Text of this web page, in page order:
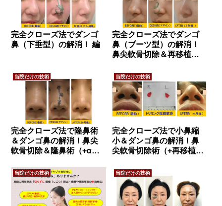
完全クローズ法でダンゴ
鼻（下垂型）の解消！ 編
完全クローズ法でダンゴ
鼻（ブーツ型）の解消！
鼻尖軟骨切除＆再移植術
当院だけの技術
完全クローズ法で隆鼻術
＆ダンゴ鼻の解消！鼻尖
軟骨切除＆隆鼻術（+α）
当院だけの技術
完全クローズ法で小鼻縮
小＆ダンゴ鼻の解消！鼻
尖軟骨切除術（+再移植
当院だけの技術 当院だけの技術